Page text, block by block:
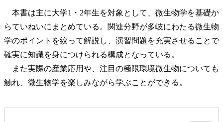
本書は主に大学1・2年生を対象として、微生物学を基礎か
らていねいにまとめている。関連分野が多岐にわたる微生物
学のポイントを絞って解説し、演習問題を充実させることで
確実に知識を身につけられる構成となっている。
また実際の産業応用や、注目の極限環境微生物についても
触れ、微生物学を楽しみながら学ぶことができる。